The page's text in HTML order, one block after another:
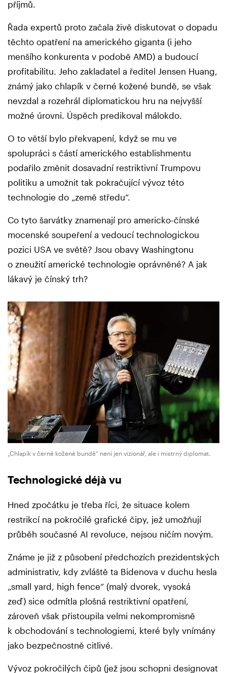
příjmů.
Řada expertů proto začala živě diskutovat o dopadu
těchto opatření na amerického giganta (i jeho
menšího konkurenta v podobě AMD) a budoucí
profitabilitu. Jeho zakladatel a ředitel Jensen Huang,
známý jako chlapík v černé kožené bundě, se však
nevzdal a rozehrál diplomatickou hru na nejvyšší
možné úrovni. Úspěch predikoval málokdo.
O to větší bylo překvapení, když se mu ve
spolupráci s částí amerického establishmentu
podařilo změnit dosavadní restriktivní Trumpovu
politiku a umožnit tak pokračující vývoz této
technologie do „země středu“.
Co tyto šarvátky znamenají pro americko-čínské
mocenské soupeření a vedoucí technologickou
pozici USA ve světě? Jsou obavy Washingtonu
o zneužití americké technologie oprávněné? A jak
lákavý je čínský trh?
„Chlapík v černé kožené bundě“ není jen vizionář, ale i mistrný diplomat.
Technologické déjà vu
Hned zpočátku je třeba říci, že situace kolem
restrikcí na pokročilé grafické čipy, jež umožňují
průběh současné AI revoluce, nejsou ničím novým.
Známe je již z působení předchozích prezidentských
administrativ, kdy zvláště ta Bidenova v duchu hesla
„small yard, high fence“ (malý dvorek, vysoká
zeď) sice odmítla plošná restriktivní opatření,
zároveň však přistoupila velmi nekompromisně
k obchodování s technologiemi, které byly vnímány
jako bezpečnostně citlivé.
Vývoz pokročilých čipů (jež jsou schopni designovat